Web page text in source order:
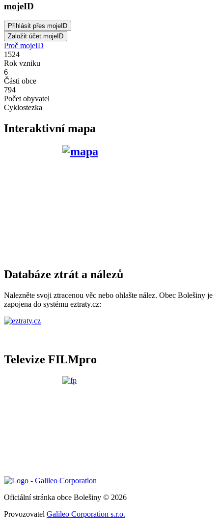
mojeID
Proč mojeID
1524
Rok vzniku
6
Části obce
794
Počet obyvatel
Cyklostezka
Interaktivní mapa
Databáze ztrát a nálezů
Nalezněte svoji ztracenou věc nebo ohlašte nález. Obec Bolešiny je
zapojena do systému eztraty.cz:
Televize FILMpro
Oficiální stránka obce Bolešiny © 2026
Provozovatel Galileo Corporation s.r.o.